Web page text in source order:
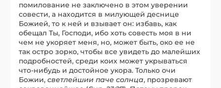
помилование не заключено в этом уверении
совести, а находится в милующей деснице
Божией, то к ней и взывает он: избавь, как
обещал Ты, Господи, ибо хоть совесть моя в ни
чем не укоряет меня, но, может быть, око ее не
так остро зорко, чтобы все увидеть до малейших
подробностей, среди коих может укрываться
что-нибудь и достойное укора. Только очи
Божии,светлейшии паче солнца, прозревают